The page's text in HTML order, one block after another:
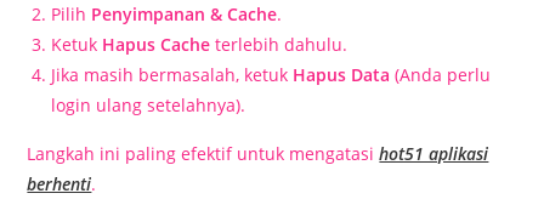
Pilih Penyimpanan & Cache.
Ketuk Hapus Cache terlebih dahulu.
Jika masih bermasalah, ketuk Hapus Data (Anda perlu
login ulang setelahnya).
Langkah ini paling efektif untuk mengatasihot51 aplikasi
berhenti.